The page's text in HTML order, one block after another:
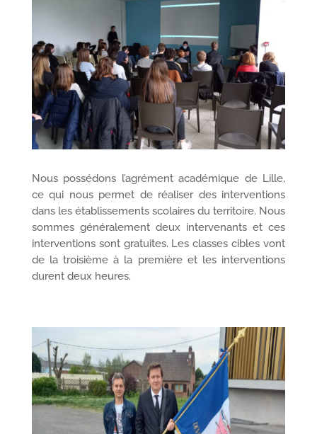
Nous possédons l’agrément académique de Lille,
ce qui nous permet de réaliser des interventions
dans les établissements scolaires du territoire. Nous
sommes généralement deux intervenants et ces
interventions sont gratuites. Les classes cibles vont
de la troisième à la première et les interventions
durent deux heures.